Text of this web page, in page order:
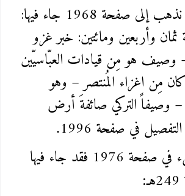
أيضاً حينما نذهب إلى صفحة 1968 جاء فيها:
وأربعين ومائتين: خبر غزو
هو مِن قيادات العبّاسيّين
مِن اغزاء المُنتصر – وهو
– وصيفاً التركي صائفةَ أرض
في صفحة 1996
.
ونفس الشيء في صفحة 1976 فقد جاء فيها
: